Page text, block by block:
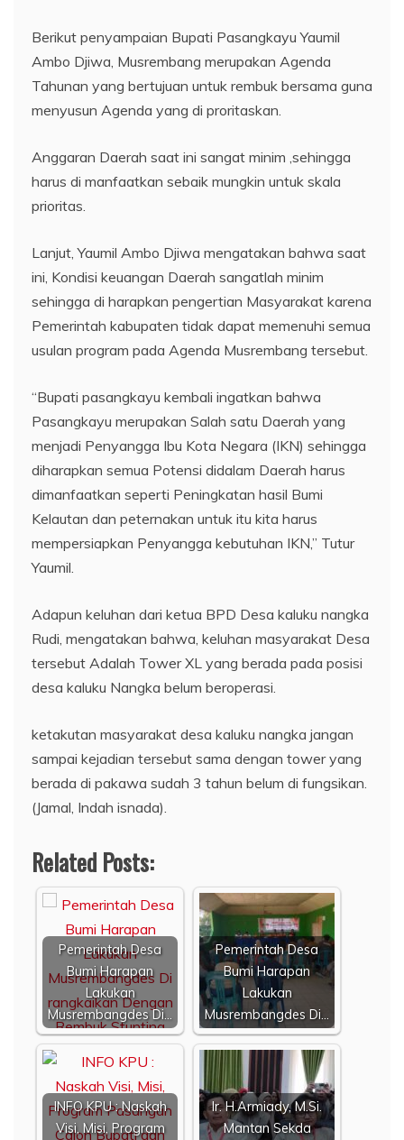
Berikut penyampaian Bupati Pasangkayu Yaumil
Ambo Djiwa, Musrembang merupakan Agenda
Tahunan yang bertujuan untuk rembuk bersama guna
menyusun Agenda yang di proritaskan.
Anggaran Daerah saat ini sangat minim ,sehingga
harus di manfaatkan sebaik mungkin untuk skala
prioritas.
Lanjut, Yaumil Ambo Djiwa mengatakan bahwa saat
ini, Kondisi keuangan Daerah sangatlah minim
sehingga di harapkan pengertian Masyarakat karena
Pemerintah kabupaten tidak dapat memenuhi semua
usulan program pada Agenda Musrembang tersebut.
“Bupati pasangkayu kembali ingatkan bahwa
Pasangkayu merupakan Salah satu Daerah yang
menjadi Penyangga Ibu Kota Negara (IKN) sehingga
diharapkan semua Potensi didalam Daerah harus
dimanfaatkan seperti Peningkatan hasil Bumi
Kelautan dan peternakan untuk itu kita harus
mempersiapkan Penyangga kebutuhan IKN,” Tutur
Yaumil.
Adapun keluhan dari ketua BPD Desa kaluku nangka
Rudi, mengatakan bahwa, keluhan masyarakat Desa
tersebut Adalah Tower XL yang berada pada posisi
desa kaluku Nangka belum beroperasi.
ketakutan masyarakat desa kaluku nangka jangan
sampai kejadian tersebut sama dengan tower yang
berada di pakawa sudah 3 tahun belum di fungsikan.
(Jamal, Indah isnada).
Related Posts:
Pemerintah Desa
Bumi Harapan
Lakukan
Musrembangdes Di…
Pemerintah Desa
Bumi Harapan
Lakukan
Musrembangdes Di…
INFO KPU : Naskah
Visi, Misi, Program
Ir. H.Armiady, M.Si.
Mantan Sekda